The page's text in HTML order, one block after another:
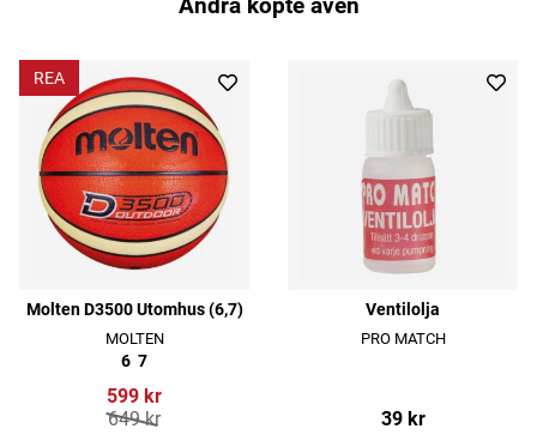
Andra köpte även
REA
Molten D3500 Utomhus (6,7)
MOLTEN
6 7
599 kr
649 kr
Ventilolja
PRO MATCH
39 kr